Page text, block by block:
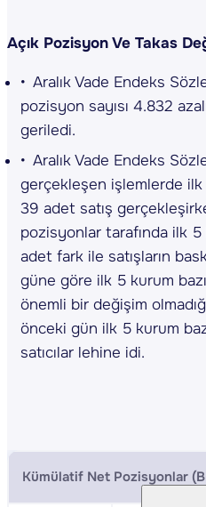
Açık Pozisyon Ve Takas
Aralık Vade Endeks
pozisyon sayısı 4.832
geriledi.
Aralık Vade Endeks
gerçekleşen işlemlerde
39 adet satış
pozisyonlar tarafında ilk
adet fark ile satışların
güne göre ilk 5 kurum
önemli bir değişim
önceki gün ilk 5 kurum
satıcılar lehine idi.
Kümülatif Net Pozisyonlar